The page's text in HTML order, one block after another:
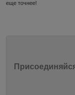
еще точнее!